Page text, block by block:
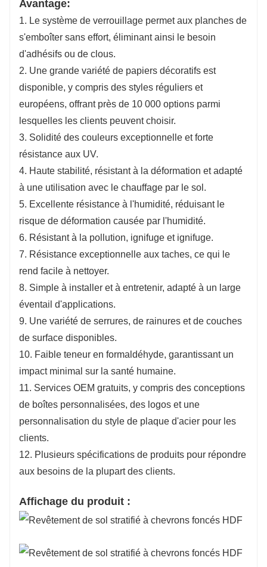
Avantage:
1. Le système de verrouillage permet aux planches de
s'emboîter sans effort, éliminant ainsi le besoin
d'adhésifs ou de clous.
2. Une grande variété de papiers décoratifs est
disponible, y compris des styles réguliers et
européens, offrant près de 10 000 options parmi
lesquelles les clients peuvent choisir.
3. Solidité des couleurs exceptionnelle et forte
résistance aux UV.
4. Haute stabilité, résistant à la déformation et adapté
à une utilisation avec le chauffage par le sol.
5. Excellente résistance à l'humidité, réduisant le
risque de déformation causée par l'humidité.
6. Résistant à la pollution, ignifuge et ignifuge.
7. Résistance exceptionnelle aux taches, ce qui le
rend facile à nettoyer.
8. Simple à installer et à entretenir, adapté à un large
éventail d'applications.
9. Une variété de serrures, de rainures et de couches
de surface disponibles.
10. Faible teneur en formaldéhyde, garantissant un
impact minimal sur la santé humaine.
11. Services OEM gratuits, y compris des conceptions
de boîtes personnalisées, des logos et une
personnalisation du style de plaque d'acier pour les
clients.
12. Plusieurs spécifications de produits pour répondre
aux besoins de la plupart des clients.
Affichage du produit :